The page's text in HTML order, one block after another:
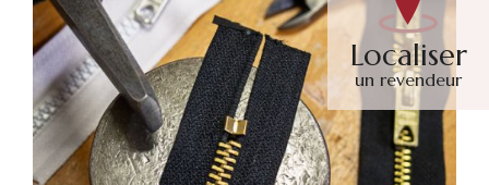
Localiser
un revendeur